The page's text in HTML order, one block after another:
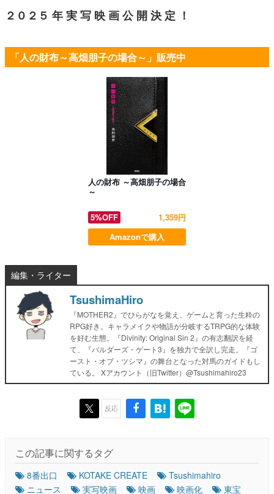
２０２５ 年 実 写 映 画 公 開 決 定 ！
「人の財布～高畑朋子の場合～」販売中
人の財布 ～高畑朋子の場合
～
5%OFF
1,359円
Amazonで購入
編集・ライター
TsushimaHiro
『MOTHER2』でひらがなを覚え、ゲームと育った生粋の
RPG好き。キャラメイクや物語が分岐するTRPG的な体験
を好む生態。『Divinity: Original Sin 2』の有志翻訳を経
て、『バルダーズ・ゲート3』を独力で全訳し完走。『ゴ
ースト・オブ・ツシマ』の舞台となった対馬のガイドもし
ている。 Xアカウント（旧Twitter）@Tsushimahiro23
反応
この記事に関するタグ
8番出口 KOTAKE CREATE
Tsushimahiro
ニュース
実写映画 映画 映画化
東宝